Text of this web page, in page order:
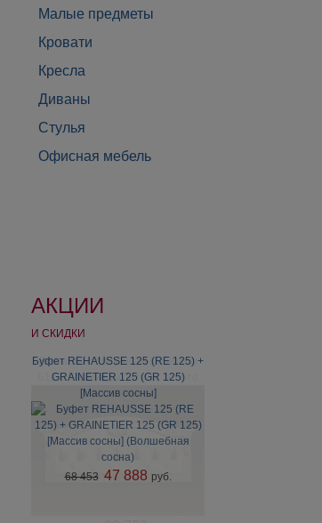
Малые предметы
Кровати
Кресла
Диваны
Стулья
Офисная мебель
АКЦИИ
И СКИДКИ
Вешалка с фигурным карнизом
Б12.6 Карамель/Патина Золото
Буфет REHAUSSE 125 (RE 125) +
GRAINETIER 125 (GR 125)
[Массив сосны]
68 453 47 888 руб.